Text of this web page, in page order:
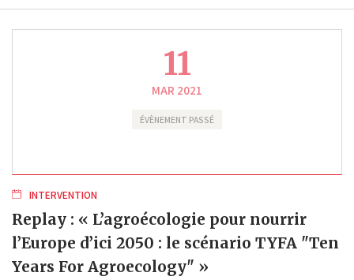
11
MAR 2021
ÉVÈNEMENT PASSÉ
INTERVENTION
Replay : « L’agroécologie pour nourrir
l’Europe d’ici 2050 : le scénario TYFA "Ten
Years For Agroecology" »